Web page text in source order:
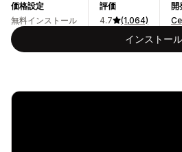
価格設定
無料インストール
評価
4.7
(1,064)
開
インストール